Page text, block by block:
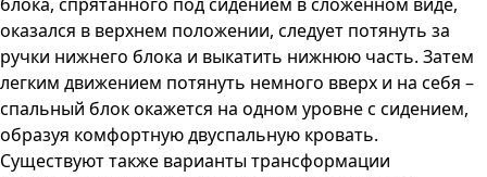
оказался в верхнем положении, следует потянуть за
ручки нижнего блока и выкатить нижнюю часть. Затем
легким движением потянуть немного вверх и на себя –
спальный блок окажется на одном уровне с сидением,
образуя комфортную двуспальную кровать.
Существуют также варианты трансформации